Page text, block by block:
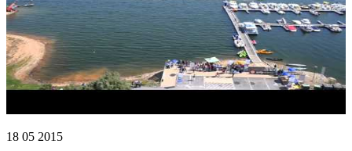
18 05 2015